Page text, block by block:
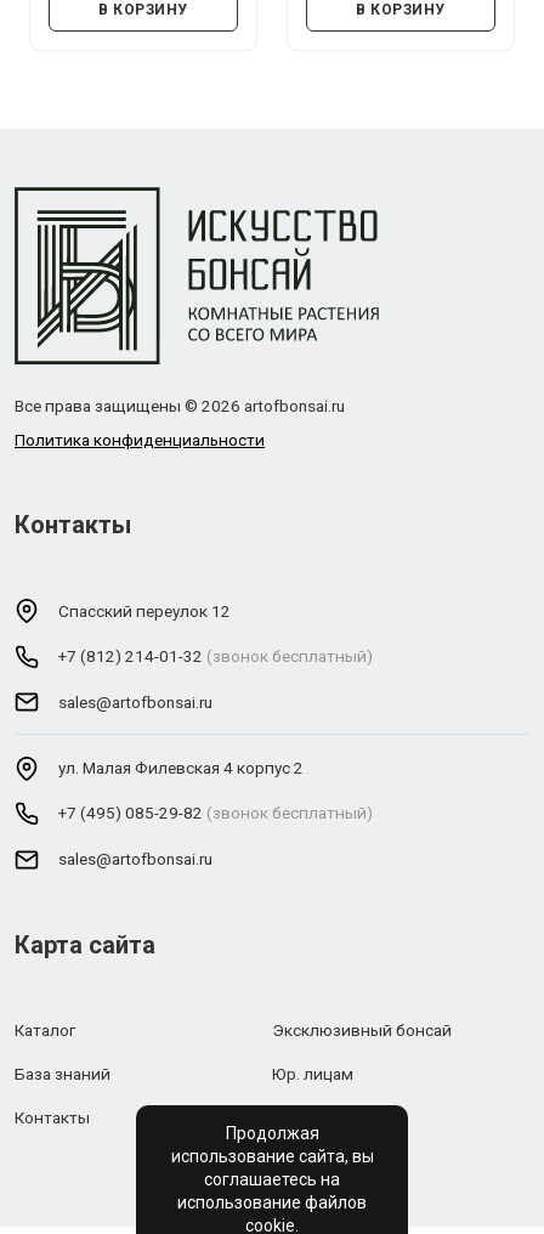
В КОРЗИНУ В КОРЗИНУ
Все права защищены © 2026 artofbonsai.ru
Политика конфиденциальности
Контакты
Спасский переулок 12
+7 (812) 214-01-32 (звонок бесплатный)
sales@artofbonsai.ru
ул. Малая Филевская 4 корпус 2
+7 (495) 085-29-82 (звонок бесплатный)
sales@artofbonsai.ru
Карта сайта
Каталог Эксклюзивный бонсай
База знаний Юр. лицам
Контакты
Продолжая
использование сайта, вы
соглашаетесь на
использование файлов
cookie.